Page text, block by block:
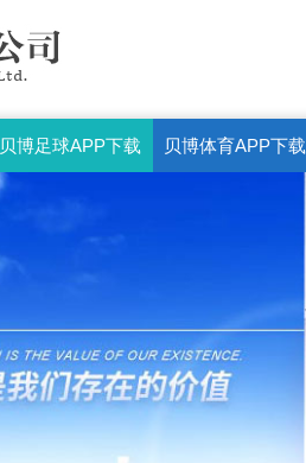
贝博足球APP下载 贝博体育APP下载